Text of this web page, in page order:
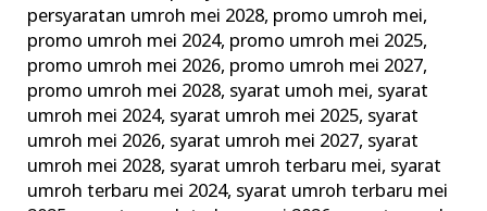
persyaratan umroh mei 2028, promo umroh mei,
promo umroh mei 2024, promo umroh mei 2025,
promo umroh mei 2026, promo umroh mei 2027,
promo umroh mei 2028, syarat umoh mei, syarat
umroh mei 2024, syarat umroh mei 2025, syarat
umroh mei 2026, syarat umroh mei 2027, syarat
umroh mei 2028, syarat umroh terbaru mei, syarat
umroh terbaru mei 2024, syarat umroh terbaru mei